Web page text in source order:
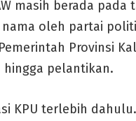
masih berada pada
oleh partai
Provinsi
pelantikan.
KPU terlebih